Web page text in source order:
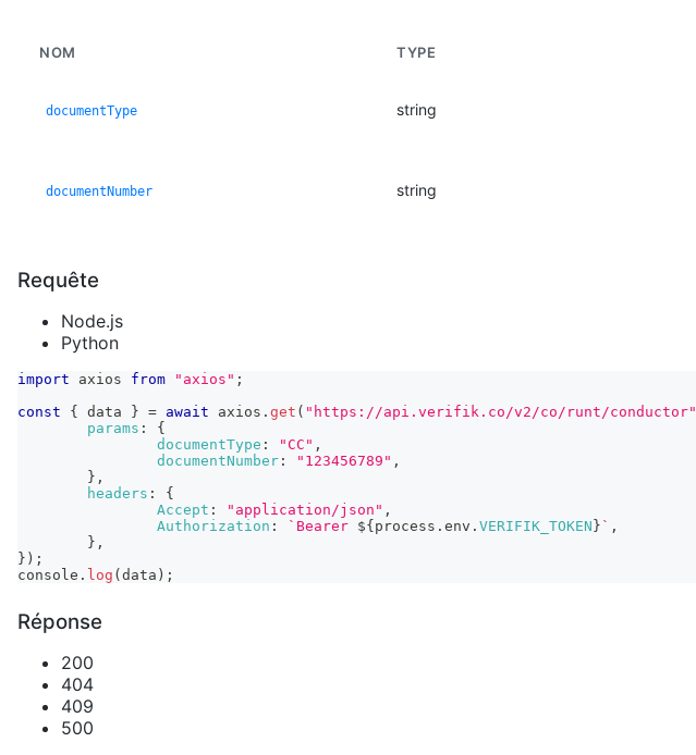
NOM TYPE
documentType string
documentNumber string
Requête
Node.js
Python
import axios from "axios" ;
const
{ data } = await axios . get ( "https://api.verifik.co/v2/co/runt/conductor"
params :
{
documentType : "CC" ,
documentNumber : "123456789" ,
} ,
headers :
{
Accept : "application/json" ,
Authorization : ` Bearer ${ process . env . VERIFIK_TOKEN } ` ,
} ,
} ) ;
console . log ( data ) ;
Réponse
200
404
409
500